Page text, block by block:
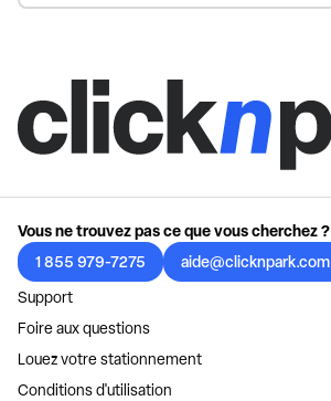
Vous ne trouvez pas ce que vous cherchez ?
1 855 979-7275
aide@clicknpark.com
Support
Foire aux questions
Louez votre stationnement
Conditions d'utilisation